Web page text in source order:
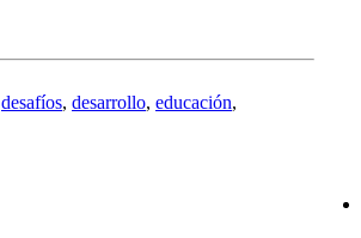
desafíos, desarrollo, educación,